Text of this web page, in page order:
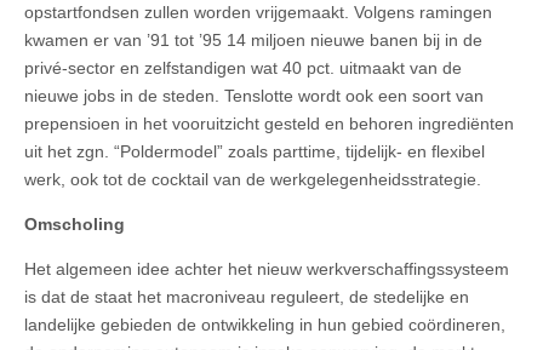
opstartfondsen zullen worden vrijgemaakt. Volgens ramingen
kwamen er van ’91 tot ’95 14 miljoen nieuwe banen bij in de
privé-sector en zelfstandigen wat 40 pct. uitmaakt van de
nieuwe jobs in de steden. Tenslotte wordt ook een soort van
prepensioen in het vooruitzicht gesteld en behoren ingrediënten
uit het zgn. “Poldermodel” zoals parttime, tijdelijk- en flexibel
werk, ook tot de cocktail van de werkgelegenheidsstrategie.
Omscholing
Het algemeen idee achter het nieuw werkverschaffingssysteem
is dat de staat het macroniveau reguleert, de stedelijke en
landelijke gebieden de ontwikkeling in hun gebied coördineren,